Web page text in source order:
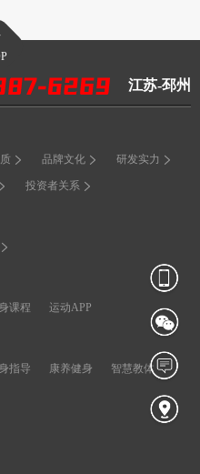
江苏-邳州
品牌文化 研发实力
投资者关系
课程 运动APP
指导 康养健身 智慧教体